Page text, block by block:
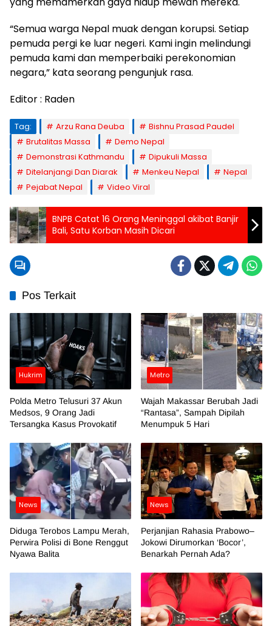
“Semua warga Nepal muak dengan korupsi. Setiap
pemuda pergi ke luar negeri. Kami ingin melindungi
pemuda kami dan memperbaiki perekonomian
negara,” kata seorang pengunjuk rasa.
Editor : Raden
Tag: Arzu Rana Deuba
Bishnu Prasad Paudel
Brutalitas Massa
Demo Nepal
Demonstrasi Kathmandu
Dipukuli Massa
Ditelanjangi Dan Diarak
Menkeu Nepal
Nepal
Pejabat Nepal
Video Viral
BNPB Catat 16 Orang Meninggal akibat Banjir
Bali, Satu Korban Masih Dicari
Pos Terkait
Hukrim
Polda Metro Telusuri 37 Akun
Medsos, 9 Orang Jadi
Tersangka Kasus Provokatif
Metro
Wajah Makassar Berubah Jadi
“Rantasa”, Sampah Dipilah
Menumpuk 5 Hari
News
Diduga Terobos Lampu Merah,
Perwira Polisi di Bone Renggut
Nyawa Balita
News
Perjanjian Rahasia Prabowo–
Jokowi Dirumorkan ‘Bocor’,
Benarkah Pernah Ada?